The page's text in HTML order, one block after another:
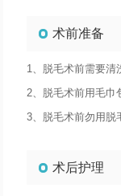
术前准备
1、脱毛术前需要清
2、脱毛术前用毛巾
3、脱毛术前勿用脱
术后护理